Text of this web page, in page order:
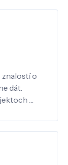
znalostí o
dát.
…